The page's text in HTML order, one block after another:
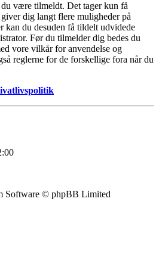
være tilmeldt. Det tager kun få
dig langt flere muligheder på
kan du desuden få tildelt udvidede
Før du tilmelder dig bedes du
vore vilkår for anvendelse og
reglerne for de forskellige fora når du
Software © phpBB Limited